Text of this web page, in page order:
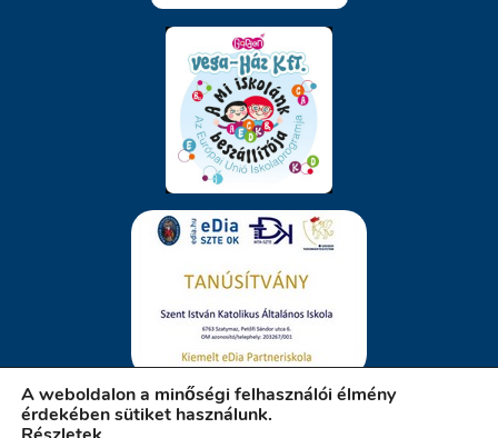
A weboldalon a minőségi felhasználói élmény
érdekében sütiket használunk.